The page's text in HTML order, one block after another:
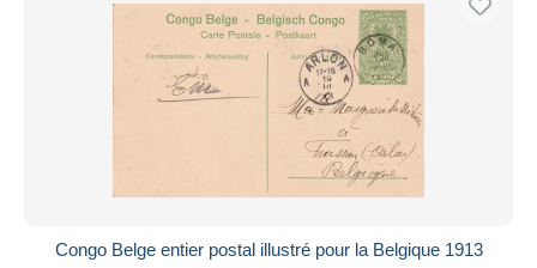
Congo Belge entier postal illustré pour la Belgique 1913